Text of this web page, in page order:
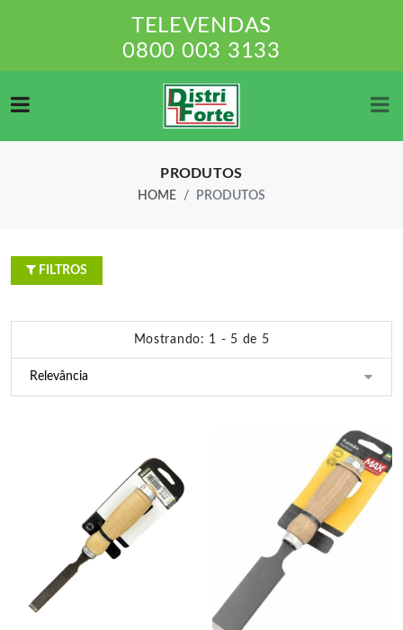
TELEVENDAS
0800 003 3133
PRODUTOS
HOME PRODUTOS
FILTROS
Mostrando: 1 - 5 de 5